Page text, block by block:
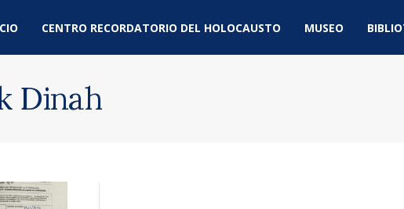
CENTRO RECORDATORIO DEL HOLOCAUSTO MUSEO
Dinah